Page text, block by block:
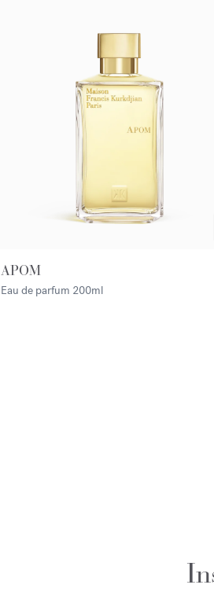
APOM
Eau de parfum 200ml